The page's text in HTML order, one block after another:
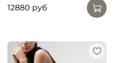
12880 руб